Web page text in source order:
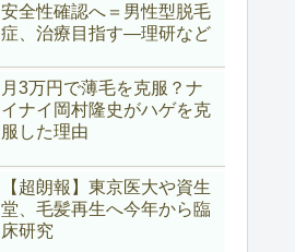
安全性確認へ＝男性型脱毛
症、治療目指す―理研など
月3万円で薄毛を克服？ナ
イナイ岡村隆史がハゲを克
服した理由
【超朗報】東京医大や資生
堂、毛髪再生へ今年から臨
床研究